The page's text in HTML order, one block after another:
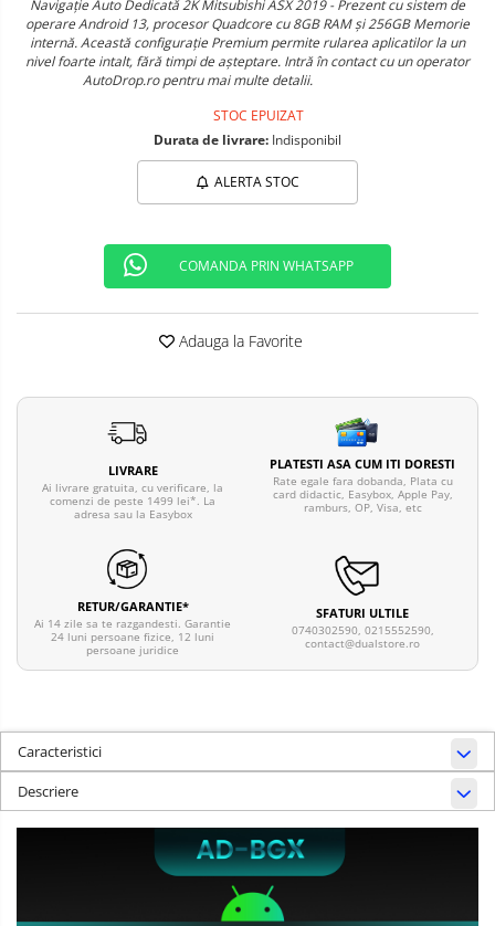
Telefoane mobile ZTE Nubia
Telefoane mobile ALTE BRANDURI
Navigație Auto Dedicată 2K Mitsubishi ASX 2019 - Prezent cu sistem de
operare Android 13, procesor Quadcore cu 8GB RAM și 256GB Memorie
internă. Această configurație Premium permite rularea aplicatilor la un
nivel foarte intalt, fără timpi de așteptare. Intră în contact cu un operator
AutoDrop.ro pentru mai multe detalii.
STOC EPUIZAT
Durata de livrare: Indisponibil
ALERTA STOC
COMANDA PRIN WHATSAPP
Adauga la Favorite
LIVRARE
Ai livrare gratuita, cu verificare, la
comenzi de peste 1499 lei*. La
adresa sau la Easybox
PLATESTI ASA CUM ITI DORESTI
Rate egale fara dobanda, Plata cu
card didactic, Easybox, Apple Pay,
ramburs, OP, Visa, etc
RETUR/GARANTIE*
Ai 14 zile sa te razgandesti. Garantie
24 luni persoane fizice, 12 luni
persoane juridice
SFATURI ULTILE
0740302590, 0215552590,
contact@dualstore.ro
Caracteristici
Descriere